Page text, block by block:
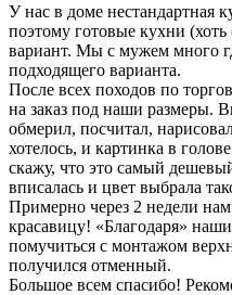
У нас в доме нестандартная
поэтому готовые кухни
вариант. Мы с мужем много
подходящего варианта.
После всех походов по
на заказ под наши размеры.
обмерил, посчитал,
хотелось, и картинка в
скажу, что это самый
вписалась и цвет выбрала
Примерно через 2 недели
красавицу! «Благодаря»
помучиться с монтажом
получился отменный.
Большое всем спасибо!